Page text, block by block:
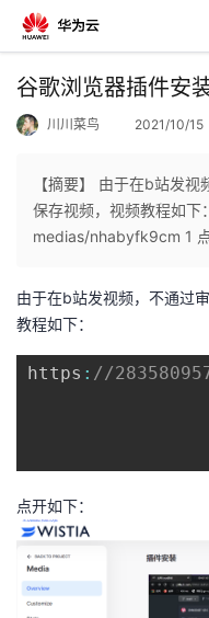
返
人
主
我
的
发
者
我
谷歌浏览器插件安
川川菜鸟 2021/10/15
【摘要】 由于在b站发
保存视频，视频教程如
medias/nhabyfk9cm 1
由于在b站发视频，不通过
教程如下：
https : //
点开如下：